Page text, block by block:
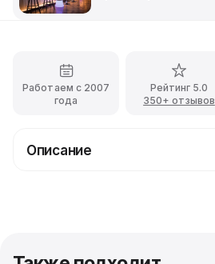
Работаем с 2007
года
Рейтинг 5.0
350+ отзывов
Описание